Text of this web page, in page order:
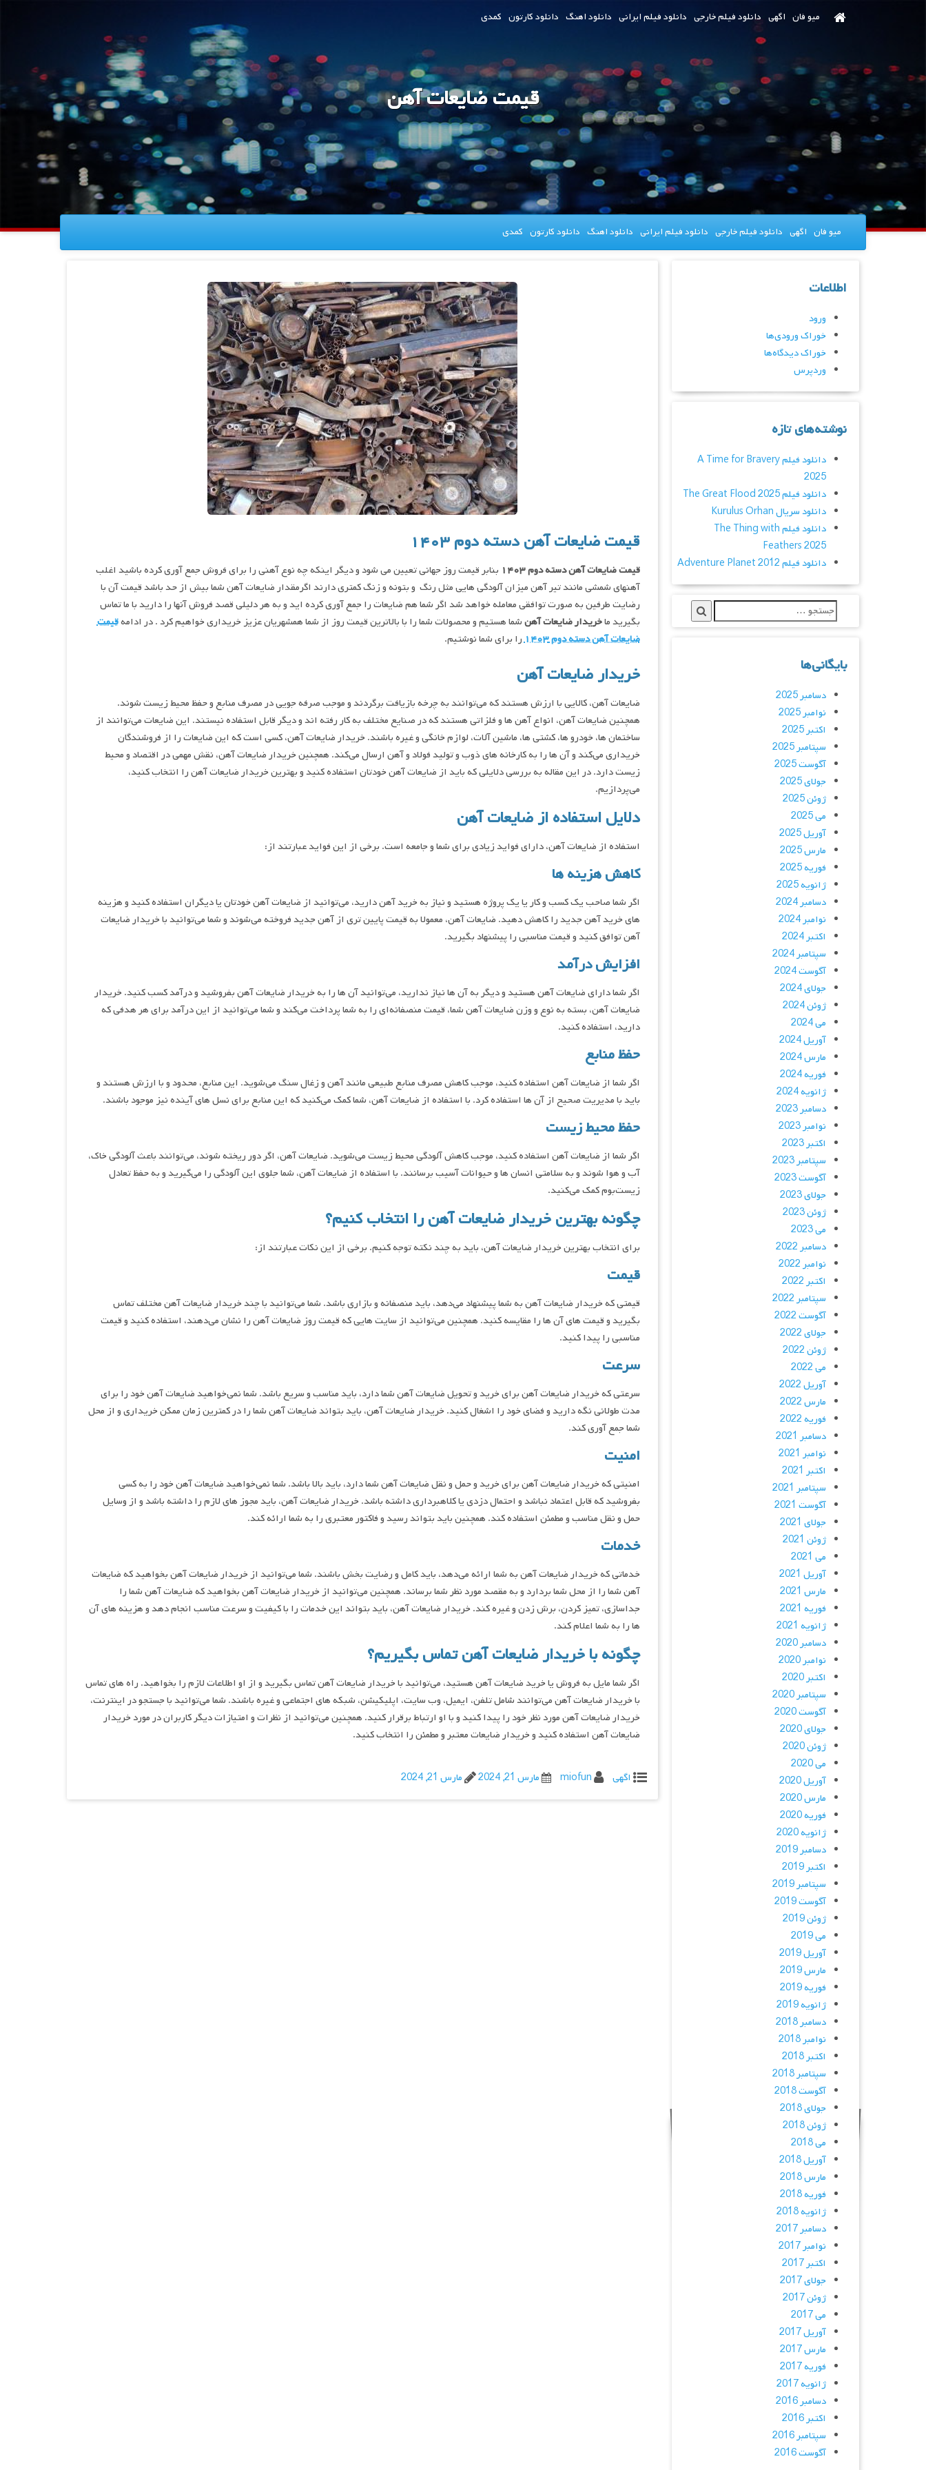
میو فان اگهی دانلود فیلم خارجی دانلود فیلم ایرانی دانلود اهنگ دانلود کارتون کمدی
قیمت ضایعات آهن
میو فان اگهی دانلود فیلم خارجی دانلود فیلم ایرانی دانلود اهنگ دانلود کارتون کمدی
قیمت ضایعات آهن دسته دوم ۱۴۰۳
قیمت ضایعات آهن دسته دوم ۱۴۰۳
بنابر قیمت روز جهانی تعیین می شود و دیگر اینکه چه نوع آهنی را برای فروش جمع آوری کرده باشید اغلب
آهنهای شمشی مانند تیر آهن میزان آلودگی هایی مثل رنگ و بتونه و زنگ کمتری دارند اگرمقدار ضایعات آهن شما بیش از حد باشد قیمت آن با
رضایت طرفین به صورت توافقی معامله خواهد شد اگر شما هم ضایعات را جمع آوری کرده اید و به هر دلیلی قصد فروش آنها را دارید با ما تماس
بگیرید ماخریدار ضایعات آهنشما هستیم و محصولات شما را با بالاترین قیمت روز از شما همشهریان عزیز خریداری خواهیم کرد . در ادامهقیمت
ضایعات آهن دسته دوم ۱۴۰۳
را برای شما نوشتیم.
خریدار ضایعات آهن
ضایعات آهن، کالایی با ارزش هستند که می‌توانند به چرخه بازیافت برگردند و موجب صرفه ‌جویی در مصرف منابع و حفظ محیط زیست شوند.
همچنین ضایعات آهن، انواع آهن ‌ها و فلزاتی هستند که در صنایع مختلف به کار رفته ‌اند و دیگر قابل استفاده نیستند. این ضایعات می‌توانند از
ساختمان ‌ها، خودرو ها، کشتی ‌ها، ماشین ‌آلات، لوازم خانگی و غیره باشند. خریدار ضایعات آهن، کسی است که این ضایعات را از فروشندگان
خریداری می‌کند و آن ‌ها را به کارخانه‌ های ذوب و تولید فولاد و آهن ارسال می‌کند. همچنین خریدار ضایعات آهن، نقش مهمی در اقتصاد و محیط
زیست دارد. در این مقاله به بررسی دلایلی که باید از ضایعات آهن خودتان استفاده کنید و بهترین خریدار ضایعات آهن را انتخاب کنید،
می‌پردازیم.
دلایل استفاده از ضایعات آهن
استفاده از ضایعات آهن، دارای فواید زیادی برای شما و جامعه است. برخی از این فواید عبارتند از:
کاهش هزینه‌ ها
اگر شما صاحب یک کسب و کار یا یک پروژه هستید و نیاز به خرید آهن دارید، می‌توانید از ضایعات آهن خودتان یا دیگران استفاده کنید و هزینه‌
های خرید آهن جدید را کاهش دهید. ضایعات آهن، معمولا به قیمت پایین‌ تری از آهن جدید فروخته می‌شوند و شما می‌توانید با خریدار ضایعات
آهن توافق کنید و قیمت مناسبی را پیشنهاد بگیرید.
افزایش درآمد
اگر شما دارای ضایعات آهن هستید و دیگر به آن ‌ها نیاز ندارید، می‌توانید آن‌ ها را به خریدار ضایعات آهن بفروشید و درآمد کسب کنید. خریدار
ضایعات آهن، بسته به نوع و وزن ضایعات آهن شما، قیمت منصفانه‌ای را به شما پرداخت می‌کند و شما می‌توانید از این درآمد برای هر هدفی که
دارید، استفاده کنید.
حفظ منابع
اگر شما از ضایعات آهن استفاده کنید، موجب کاهش مصرف منابع طبیعی مانند آهن و زغال ‌سنگ می‌شوید. این منابع، محدود و با ارزش هستند و
باید با مدیریت صحیح از آن‌ ها استفاده کرد. با استفاده از ضایعات آهن، شما کمک می‌کنید که این منابع برای نسل ‌های آینده نیز موجود باشند.
حفظ محیط زیست
اگر شما از ضایعات آهن استفاده کنید، موجب کاهش آلودگی محیط زیست می‌شوید. ضایعات آهن، اگر دور ریخته شوند، می‌توانند باعث آلودگی خاک،
آب و هوا شوند و به سلامتی انسان ‌ها و حیوانات آسیب برسانند. با استفاده از ضایعات آهن، شما جلوی این آلودگی را می‌گیرید و به حفظ تعادل
زیست‌بوم کمک می‌کنید.
چگونه بهترین خریدار ضایعات آهن را انتخاب کنیم؟
برای انتخاب بهترین خریدار ضایعات آهن، باید به چند نکته توجه کنیم. برخی از این نکات عبارتند از:
قیمت
قیمتی که خریدار ضایعات آهن به شما پیشنهاد می‌دهد، باید منصفانه و بازاری باشد. شما می‌توانید با چند خریدار ضایعات آهن مختلف تماس
بگیرید و قیمت ‌های آن ‌ها را مقایسه کنید. همچنین می‌توانید از سایت ‌هایی که قیمت روز ضایعات آهن را نشان می‌دهند، استفاده کنید و قیمت
مناسبی را پیدا کنید.
سرعت
سرعتی که خریدار ضایعات آهن برای خرید و تحویل ضایعات آهن شما دارد، باید مناسب و سریع باشد. شما نمی‌خواهید ضایعات آهن خود را برای
مدت طولانی نگه دارید و فضای خود را اشغال کنید. خریدار ضایعات آهن، باید بتواند ضایعات آهن شما را در کمترین زمان ممکن خریداری و از محل
شما جمع آوری کند.
امنیت
امنیتی که خریدار ضایعات آهن برای خرید و حمل و نقل ضایعات آهن شما دارد، باید بالا باشد. شما نمی‌خواهید ضایعات آهن خود را به کسی
بفروشید که قابل اعتماد نباشد و احتمال دزدی یا کلاهبرداری داشته باشد. خریدار ضایعات آهن، باید مجوز های لازم را داشته باشد و از وسایل
حمل و نقل مناسب و مطمئن استفاده کند. همچنین باید بتواند رسید و فاکتور معتبری را به شما ارائه کند.
خدمات
خدماتی که خریدار ضایعات آهن به شما ارائه می‌دهد، باید کامل و رضایت ‌بخش باشند. شما می‌توانید از خریدار ضایعات آهن بخواهید که ضایعات
آهن شما را از محل شما بردارد و به مقصد مورد نظر شما برساند. همچنین می‌توانید از خریدار ضایعات آهن بخواهید که ضایعات آهن شما را
جداسازی، تمیز کردن، برش زدن و غیره کند. خریدار ضایعات آهن، باید بتواند این خدمات را با کیفیت و سرعت مناسب انجام دهد و هزینه ‌های آن‌
ها را به شما اعلام کند.
چگونه با خریدار ضایعات آهن تماس بگیریم؟
اگر شما مایل به فروش یا خرید ضایعات آهن هستید، می‌توانید با خریدار ضایعات آهن تماس بگیرید و از او اطلاعات لازم را بخواهید. راه‌ های تماس
با خریدار ضایعات آهن می‌توانند شامل تلفن، ایمیل، وب سایت، اپلیکیشن، شبکه‌ های اجتماعی و غیره باشند. شما می‌توانید با جستجو در اینترنت،
خریدار ضایعات آهن مورد نظر خود را پیدا کنید و با او ارتباط برقرار کنید. همچنین می‌توانید از نظرات و امتیازات دیگر کاربران در مورد خریدار
ضایعات آهن استفاده کنید و خریدار ضایعات معتبر و مطمئن را انتخاب کنید.
اگهی miofun مارس 21, 2024 مارس 21, 2024
اطلاعات
ورود
خوراک ورودی‌ها
خوراک دیدگاه‌ها
وردپرس
نوشته‌های تازه
دانلود فیلم A Time for Bravery
2025
دانلود فیلم The Great Flood 2025
دانلود سریال Kurulus Orhan
دانلود فیلم The Thing with
Feathers 2025
دانلود فیلم Adventure Planet 2012
بایگانی‌ها
دسامبر 2025
نوامبر 2025
اکتبر 2025
سپتامبر 2025
آگوست 2025
جولای 2025
ژوئن 2025
می 2025
آوریل 2025
مارس 2025
فوریه 2025
ژانویه 2025
دسامبر 2024
نوامبر 2024
اکتبر 2024
سپتامبر 2024
آگوست 2024
جولای 2024
ژوئن 2024
می 2024
آوریل 2024
مارس 2024
فوریه 2024
ژانویه 2024
دسامبر 2023
نوامبر 2023
اکتبر 2023
سپتامبر 2023
آگوست 2023
جولای 2023
ژوئن 2023
می 2023
دسامبر 2022
نوامبر 2022
اکتبر 2022
سپتامبر 2022
آگوست 2022
جولای 2022
ژوئن 2022
می 2022
آوریل 2022
مارس 2022
فوریه 2022
دسامبر 2021
نوامبر 2021
اکتبر 2021
سپتامبر 2021
آگوست 2021
جولای 2021
ژوئن 2021
می 2021
آوریل 2021
مارس 2021
فوریه 2021
ژانویه 2021
دسامبر 2020
نوامبر 2020
اکتبر 2020
سپتامبر 2020
آگوست 2020
جولای 2020
ژوئن 2020
می 2020
آوریل 2020
مارس 2020
فوریه 2020
ژانویه 2020
دسامبر 2019
اکتبر 2019
سپتامبر 2019
آگوست 2019
ژوئن 2019
می 2019
آوریل 2019
مارس 2019
فوریه 2019
ژانویه 2019
دسامبر 2018
نوامبر 2018
اکتبر 2018
سپتامبر 2018
آگوست 2018
جولای 2018
ژوئن 2018
می 2018
آوریل 2018
مارس 2018
فوریه 2018
ژانویه 2018
دسامبر 2017
نوامبر 2017
اکتبر 2017
جولای 2017
ژوئن 2017
می 2017
آوریل 2017
مارس 2017
فوریه 2017
ژانویه 2017
دسامبر 2016
اکتبر 2016
سپتامبر 2016
آگوست 2016